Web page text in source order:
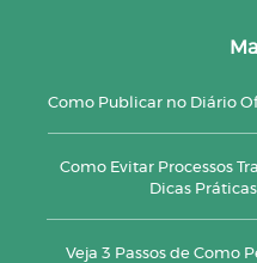
Como Publicar no Diário
Como Evitar Processos
Dicas
Veja 3 Passos de Como